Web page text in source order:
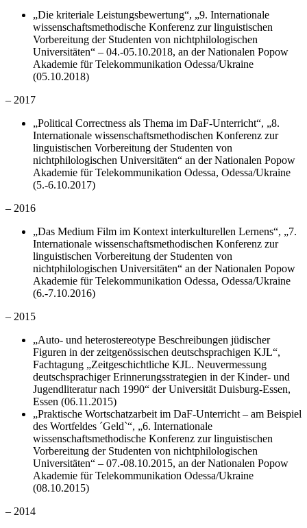
„Die kriteriale Leistungsbewertung“, „9. Internationale
wissenschaftsmethodische Konferenz zur linguistischen
Vorbereitung der Studenten von nichtphilologischen
Universitäten“ – 04.-05.10.2018, an der Nationalen Popow
Akademie für Telekommunikation Odessa/Ukraine
(05.10.2018)
– 2017
„Political Correctness als Thema im DaF-Unterricht“, „8.
Internationale wissenschaftsmethodischen Konferenz zur
linguistischen Vorbereitung der Studenten von
nichtphilologischen Universitäten“ an der Nationalen Popow
Akademie für Telekommunikation Odessa, Odessa/Ukraine
(5.-6.10.2017)
– 2016
„Das Medium Film im Kontext interkulturellen Lernens“, „7.
Internationale wissenschaftsmethodischen Konferenz zur
linguistischen Vorbereitung der Studenten von
nichtphilologischen Universitäten“ an der Nationalen Popow
Akademie für Telekommunikation Odessa, Odessa/Ukraine
(6.-7.10.2016)
– 2015
„Auto- und heterostereotype Beschreibungen jüdischer
Figuren in der zeitgenössischen deutschsprachigen KJL“,
Fachtagung „Zeitgeschichtliche KJL. Neuvermessung
deutschsprachiger Erinnerungsstrategien in der Kinder- und
Jugendliteratur nach 1990“ der Universität Duisburg-Essen,
Essen (06.11.2015)
„Praktische Wortschatzarbeit im DaF-Unterricht – am Beispiel
des Wortfeldes ´Geld`“, „6. Internationale
wissenschaftsmethodische Konferenz zur linguistischen
Vorbereitung der Studenten von nichtphilologischen
Universitäten“ – 07.-08.10.2015, an der Nationalen Popow
Akademie für Telekommunikation Odessa/Ukraine
(08.10.2015)
– 2014